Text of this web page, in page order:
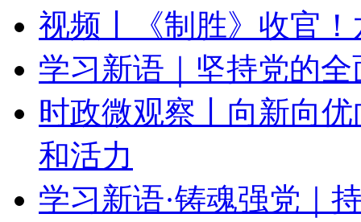
视频丨《制胜》收官
学习新语｜坚持党的
时政微观察丨向新向
和活力
学习新语·铸魂强党｜